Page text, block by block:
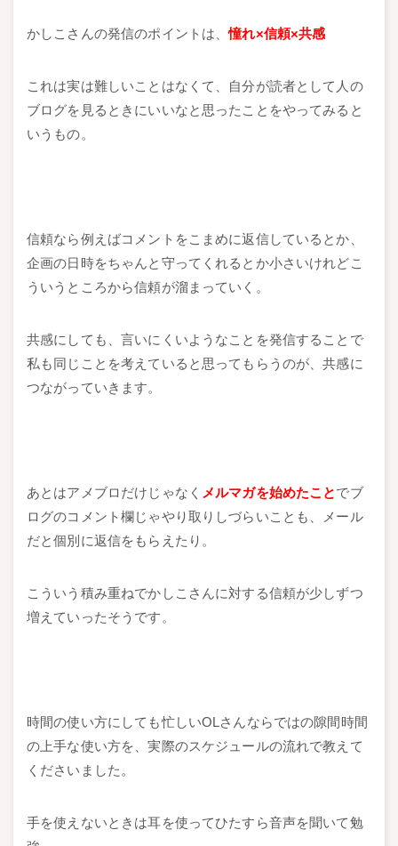
かしこさんの発信のポイントは、憧れ×信頼×共感
これは実は難しいことはなくて、自分が読者として人の
ブログを見るときにいいなと思ったことをやってみると
いうもの。
信頼なら例えばコメントをこまめに返信しているとか、
企画の日時をちゃんと守ってくれるとか小さいけれどこ
ういうところから信頼が溜まっていく。
共感にしても、言いにくいようなことを発信することで
私も同じことを考えていると思ってもらうのが、共感に
つながっていきます。
あとはアメブロだけじゃなく メルマガを始めたことでブ
ログのコメント欄じゃやり取りしづらいことも、メール
だと個別に返信をもらえたり。
こういう積み重ねでかしこさんに対する信頼が少しずつ
増えていったそうです。
時間の使い方にしても忙しいOLさんならではの隙間時間
の上手な使い方を、実際のスケジュールの流れで教えて
くださいました。
手を使えないときは耳を使ってひたすら音声を聞いて勉